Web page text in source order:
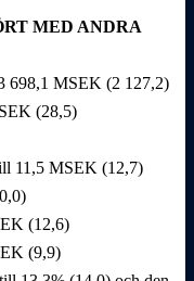
MED ANDRA
698,1 MSEK (2 127,2)
(28,5)
11,5 MSEK (12,7)
(12,6)
(9,9)